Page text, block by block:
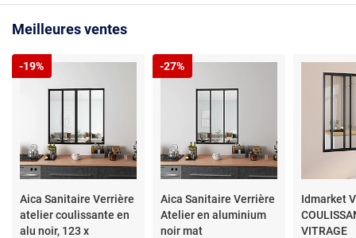
Meilleures ventes
Aica Sanitaire Verrière
atelier coulissante en
alu noir, 123 x
-19%
Aica Sanitaire Verrière
Atelier en aluminium
noir mat
-27%
Idmarket
VITRAGE